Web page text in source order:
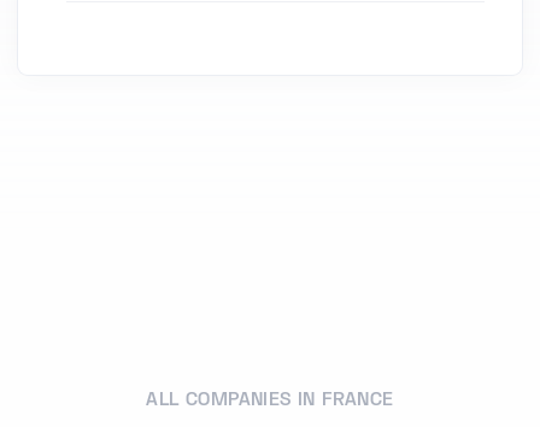
ALL COMPANIES IN FRANCE